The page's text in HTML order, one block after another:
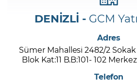
DENİZLİ - GCM
Adres
Sümer Mahallesi 2482/2
Blok Kat:11 B.B:101- 102
Telefon